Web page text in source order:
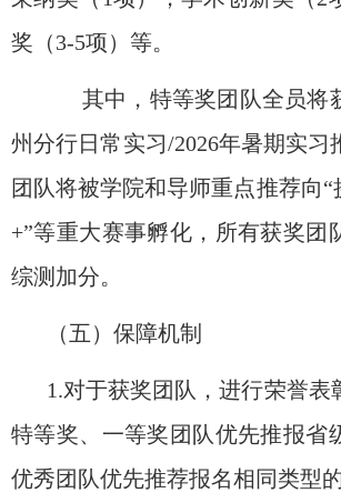
奖 （3-5项）等。
其中， 特等奖团队全员将
州分行日常实习/2026年暑期实习
团队将被学院和导师重点推荐向“
+”等重大赛事孵化，所有获奖团
综测加分。
（五） 保障机制
1.对于获奖团队，进行荣誉表
特等奖、一等奖团队优先推报省
优秀团队优先推荐报名相同类型